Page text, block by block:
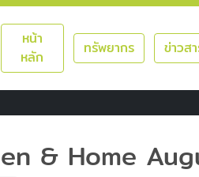
หน้า
หลัก
ทรัพยากร ข่าวส
& Home